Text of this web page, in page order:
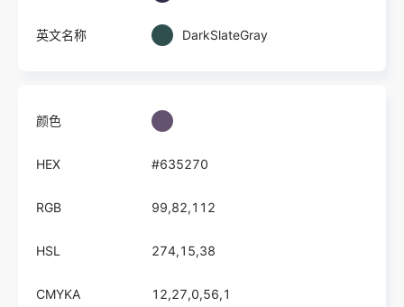
英文名称 DarkSlateGray
颜色
HEX #635270
RGB 99,82,112
HSL 274,15,38
CMYKA 12,27,0,56,1